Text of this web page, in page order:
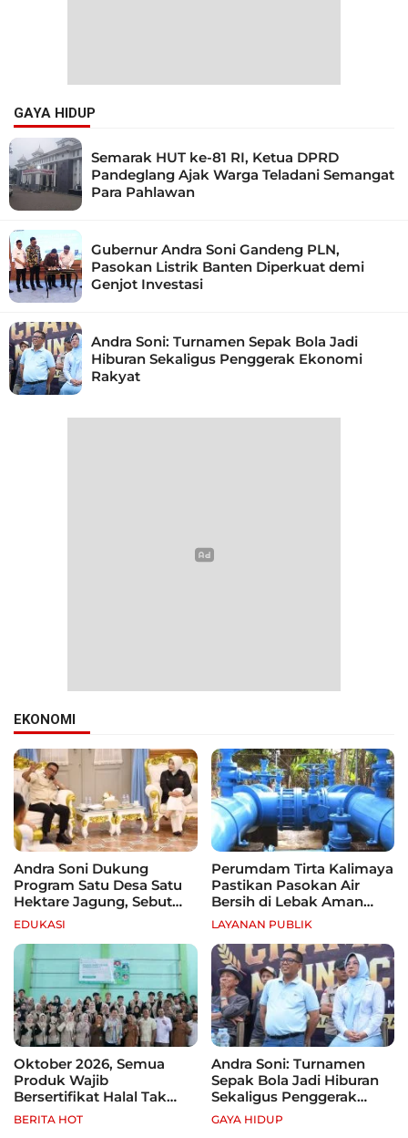
GAYA HIDUP
Semarak HUT ke-81 RI, Ketua DPRD
Pandeglang Ajak Warga Teladani Semangat
Para Pahlawan
Gubernur Andra Soni Gandeng PLN,
Pasokan Listrik Banten Diperkuat demi
Genjot Investasi
Andra Soni: Turnamen Sepak Bola Jadi
Hiburan Sekaligus Penggerak Ekonomi
Rakyat
EKONOMI
Andra Soni Dukung
Program Satu Desa Satu
Hektare Jagung, Sebut
Banten Punya Peluang
Jadi Sentra Produksi
EDUKASI
Perumdam Tirta Kalimaya
Pastikan Pasokan Air
Bersih di Lebak Aman
Selama Kemarau
LAYANAN PUBLIK
Oktober 2026, Semua
Produk Wajib
Bersertifikat Halal Tak
Kantongi Sertifikat Halal,
Pelaku Usaha Terancam
BERITA HOT
Andra Soni: Turnamen
Sepak Bola Jadi Hiburan
Sekaligus Penggerak
Ekonomi Rakyat
GAYA HIDUP